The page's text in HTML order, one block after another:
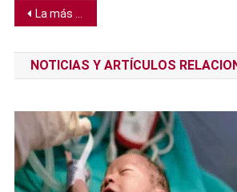
Navegación
de
entradas
La más grande tormenta del sistema solar puede no ser tan antigua como creíamos
NOTICIAS Y ARTÍCULOS